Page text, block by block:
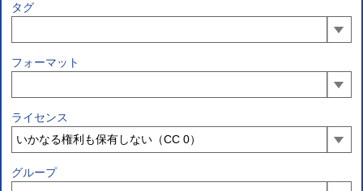
タグ
フォーマット
ライセンス
グループ